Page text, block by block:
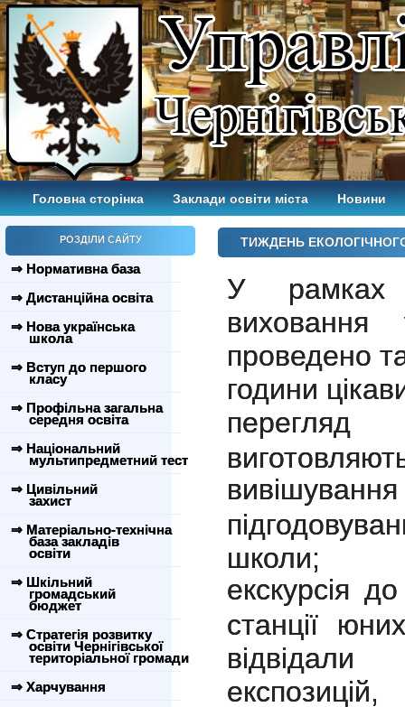
Головна сторінка Заклади освіти міста Новини
РОЗДІЛИ САЙТУ
⇒ Нормативна база
⇒ Дистанційна освіта
⇒ Нова українська
школа
⇒ Вступ до першого
класу
⇒ Профільна загальна
середня освіта
⇒ Національний
мультипредметний тест
⇒ Цивільний
захист
⇒ Матеріально-технічна
база закладів
освіти
⇒ Шкільний
громадський
бюджет
⇒ Стратегія розвитку
освіти Чернігівської
територіальної громади
⇒ Харчування
ТИЖДЕНЬ
У рамках
проведено
години
школи;
екскурсія
станції
відвідали